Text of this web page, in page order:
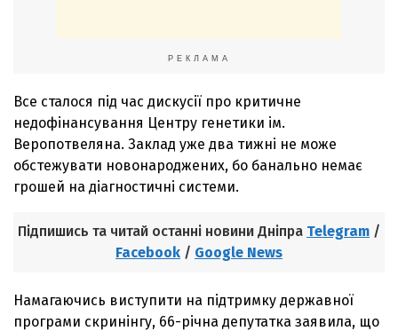
РЕКЛАМА
Все сталося під час дискусії про критичне
недофінансування Центру генетики ім.
Веропотвеляна. Заклад уже два тижні не може
обстежувати новонароджених, бо банально немає
грошей на діагностичні системи.
Підпишись та читай останні новини Дніпра Telegram /
Facebook / Google News
Намагаючись виступити на підтримку державної
програми скринінгу, 66-річна депутатка заявила, що